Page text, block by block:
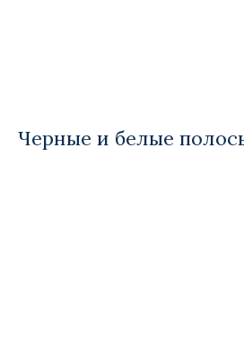
Черные и белые